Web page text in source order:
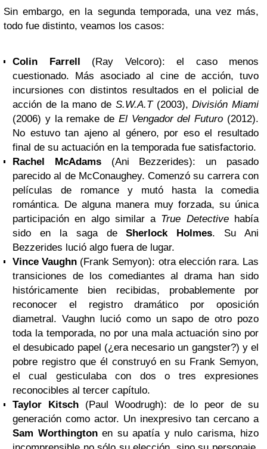
Sin embargo, en la segunda temporada, una vez más,
todo fue distinto, veamos los casos:
Colin Farrell (Ray Velcoro): el caso menos
cuestionado. Más asociado al cine de acción, tuvo
incursiones con distintos resultados en el policial de
acción de la mano de S.W.A.T(2003),División Miami
(2006) y la remake de El Vengador del Futuro (2012).
No estuvo tan ajeno al género, por eso el resultado
final de su actuación en la temporada fue satisfactorio.
Rachel McAdams(Ani Bezzerides): un pasado
parecido al de McConaughey. Comenzó su carrera con
películas de romance y mutó hasta la comedia
romántica. De alguna manera muy forzada, su única
participación en algo similar a True Detectivehabía
sido en la saga deSherlock Holmes. Su Ani
Bezzerides lució algo fuera de lugar.
Vince Vaughn (Frank Semyon): otra elección rara. Las
transiciones de los comediantes al drama han sido
históricamente bien recibidas, probablemente por
reconocer el registro dramático por oposición
diametral. Vaughn lució como un sapo de otro pozo
toda la temporada, no por una mala actuación sino por
el desubicado papel (¿era necesario un gangster?) y el
pobre registro que él construyó en su Frank Semyon,
el cual gesticulaba con dos o tres expresiones
reconocibles al tercer capítulo.
Taylor Kitsch(Paul Woodrugh): de lo peor de su
generación como actor. Un inexpresivo tan cercano a
Sam Worthingtonen su apatía y nulo carisma, hizo